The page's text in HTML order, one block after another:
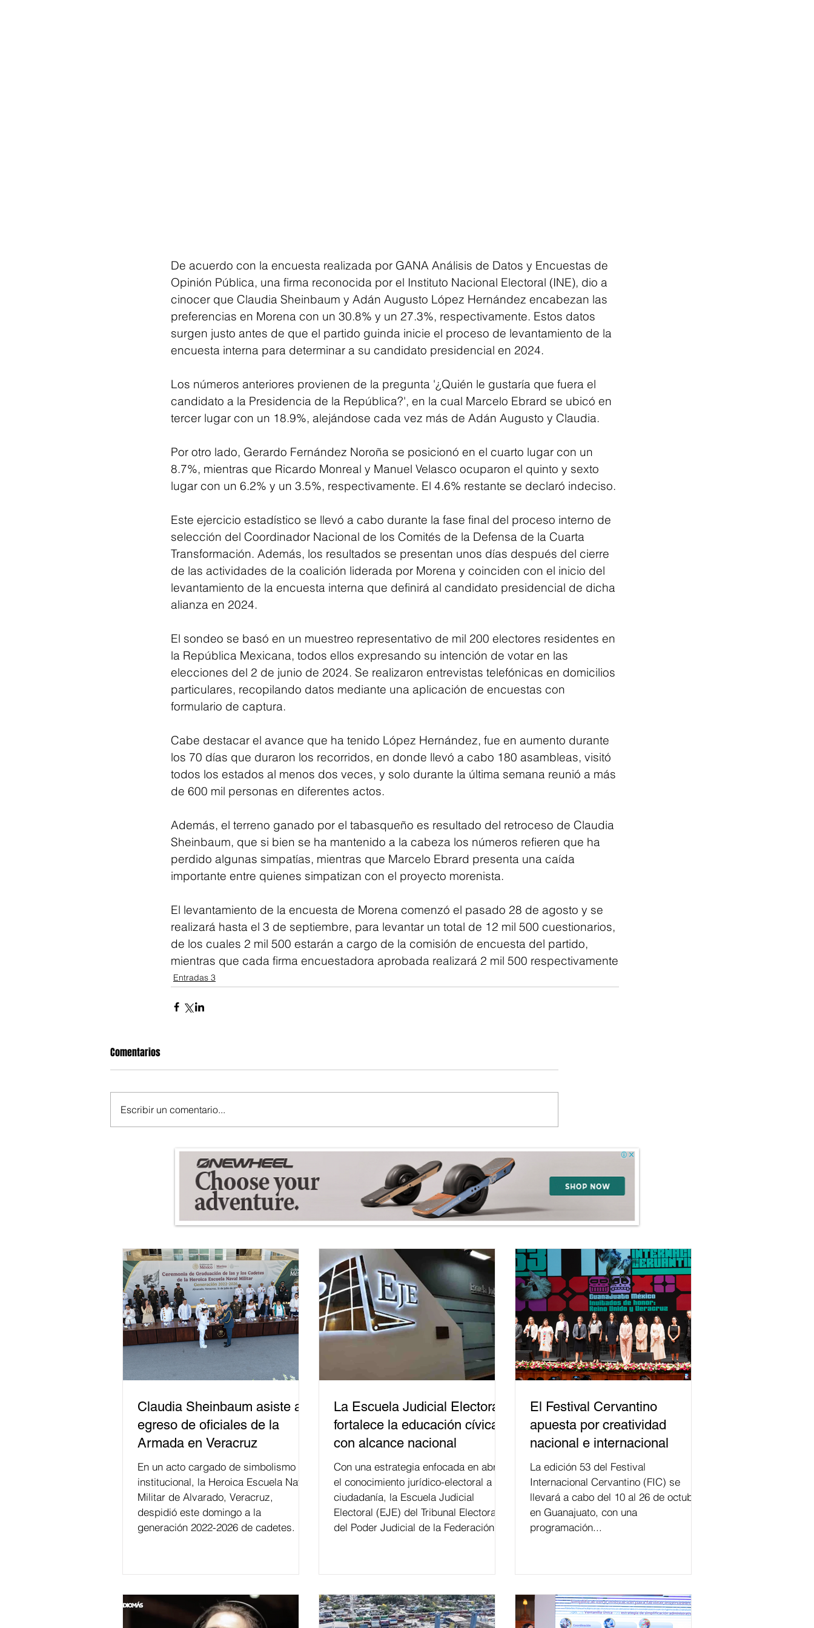
De acuerdo con la encuesta realizada por GANA Análisis de Datos y Encuestas de
Opinión Pública, una firma reconocida por el Instituto Nacional Electoral (INE), dio a
cinocer que Claudia Sheinbaum y Adán Augusto López Hernández encabezan las
preferencias en Morena con un 30.8% y un 27.3%, respectivamente. Estos datos
surgen justo antes de que el partido guinda inicie el proceso de levantamiento de la
encuesta interna para determinar a su candidato presidencial en 2024.
Los números anteriores provienen de la pregunta '¿Quién le gustaría que fuera el
candidato a la Presidencia de la República?', en la cual Marcelo Ebrard se ubicó en
tercer lugar con un 18.9%, alejándose cada vez más de Adán Augusto y Claudia.
Por otro lado, Gerardo Fernández Noroña se posicionó en el cuarto lugar con un
8.7%, mientras que Ricardo Monreal y Manuel Velasco ocuparon el quinto y sexto
lugar con un 6.2% y un 3.5%, respectivamente. El 4.6% restante se declaró indeciso.
Este ejercicio estadístico se llevó a cabo durante la fase final del proceso interno de
selección del Coordinador Nacional de los Comités de la Defensa de la Cuarta
Transformación. Además, los resultados se presentan unos días después del cierre
de las actividades de la coalición liderada por Morena y coinciden con el inicio del
levantamiento de la encuesta interna que definirá al candidato presidencial de dicha
alianza en 2024.
El sondeo se basó en un muestreo representativo de mil 200 electores residentes en
la República Mexicana, todos ellos expresando su intención de votar en las
elecciones del 2 de junio de 2024. Se realizaron entrevistas telefónicas en domicilios
particulares, recopilando datos mediante una aplicación de encuestas con
formulario de captura.
Cabe destacar el avance que ha tenido López Hernández, fue en aumento durante
los 70 días que duraron los recorridos, en donde llevó a cabo 180 asambleas, visitó
todos los estados al menos dos veces, y solo durante la última semana reunió a más
de 600 mil personas en diferentes actos.
Además, el terreno ganado por el tabasqueño es resultado del retroceso de Claudia
Sheinbaum, que si bien se ha mantenido a la cabeza los números refieren que ha
perdido algunas simpatías, mientras que Marcelo Ebrard presenta una caída
importante entre quienes simpatizan con el proyecto morenista.
El levantamiento de la encuesta de Morena comenzó el pasado 28 de agosto y se
realizará hasta el 3 de septiembre, para levantar un total de 12 mil 500 cuestionarios,
de los cuales 2 mil 500 estarán a cargo de la comisión de encuesta del partido,
mientras que cada firma encuestadora aprobada realizará 2 mil 500 respectivamente
Entradas 3
Comentarios
Escribir un comentario...
Claudia Sheinbaum asiste a
egreso de oficiales de la
Armada en Veracruz
En un acto cargado de simbolismo
institucional, la Heroica Escuela Naval
Militar de Alvarado, Veracruz,
despidió este domingo a la
generación 2022-2026 de cadetes.
La Escuela Judicial Electoral
fortalece la educación cívica
con alcance nacional
Con una estrategia enfocada en abrir
el conocimiento jurídico-electoral a la
ciudadanía, la Escuela Judicial
Electoral (EJE) del Tribunal Electoral
del Poder Judicial de la Federación ha
relacionados con la democracia y el
del papel que ha asumido la EJE en la
difusión de la justicia electoral como
El Festival Cervantino
apuesta por creatividad
nacional e internacional
La edición 53 del Festival
Internacional Cervantino (FIC) se
llevará a cabo del 10 al 26 de octubre
en Guanajuato, con una
programación...